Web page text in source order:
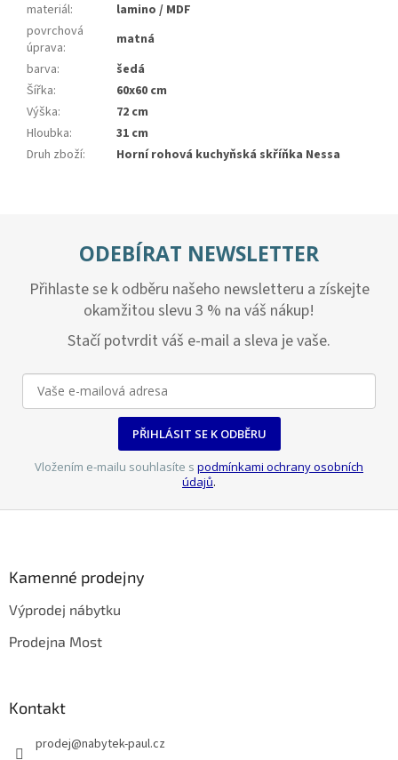
materiál:
lamino / MDF
povrchová
úprava:
matná
barva:
šedá
Šířka:
60x60 cm
Výška:
72 cm
Hloubka:
31 cm
Druh zboží: Horní rohová kuchyňská skříňka Nessa
ODEBÍRAT NEWSLETTER
Přihlaste se k odběru našeho newsletteru a získejte
okamžitou slevu 3 % na váš nákup!
Stačí potvrdit váš e-mail a sleva je vaše.
PŘIHLÁSIT SE K ODBĚRU
Vložením e-mailu souhlasíte s podmínkami ochrany osobních
údajů.
Kamenné prodejny
Výprodej nábytku
Prodejna Most
Kontakt
prodej@nabytek-paul.cz